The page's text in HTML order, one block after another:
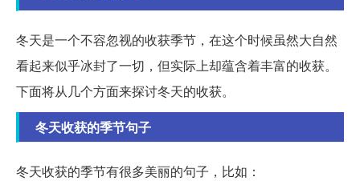
冬天是一个不容忽视的收获季节，在这个时候虽然大自然
看起来似乎冰封了一切，但实际上却蕴含着丰富的收获。
下面将从几个方面来探讨冬天的收获。
冬天收获的季节句子
冬天收获的季节有很多美丽的句子，比如：